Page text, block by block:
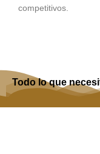
competitivos.
Todo lo que